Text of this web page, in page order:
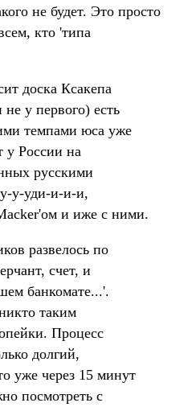
не будет. Это просто
кто 'типа
доска Ксакепа
у первого) есть
темпами юса уже
у России на
русскими
у-уди-и-и-и,
и иже с ними.
развелось по
счет, и
банкомате...'.
таким
Процесс
долгий,
уже через 15 минут
посмотреть с